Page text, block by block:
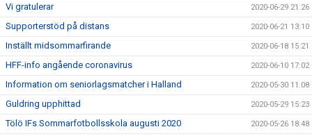
Vi gratulerar 2020-06-29 21:26
Supporterstöd på distans 2020-06-21 13:10
Inställt midsommarfirande 2020-06-18 15:21
HFF-info angående coronavirus 2020-06-10 17:02
Information om seniorlagsmatcher i Halland 2020-05-30 11:08
Guldring upphittad 2020-05-29 15:23
Tölö IFs Sommarfotbollsskola augusti 2020 2020-05-26 18:48